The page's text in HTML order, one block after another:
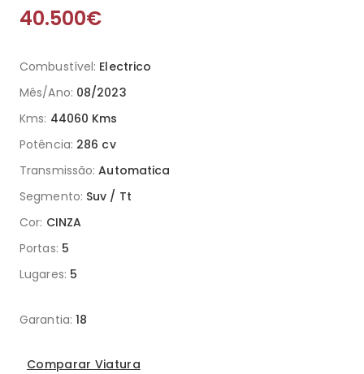
40.500€
Combustível: Electrico
Mês/Ano: 08/2023
Kms: 44060 Kms
Potência: 286 cv
Transmissão: Automatica
Segmento: Suv / Tt
Cor: CINZA
Portas: 5
Lugares: 5
Garantia: 18
Comparar Viatura